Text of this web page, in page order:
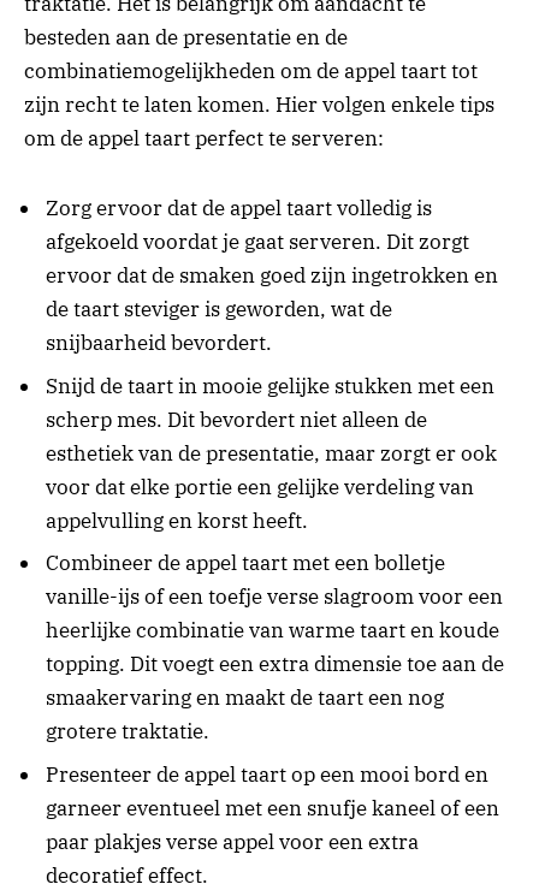
besteden aan de presentatie en de
combinatiemogelijkheden om de appel taart tot
zijn recht te laten komen. Hier volgen enkele tips
om de appel taart perfect te serveren:
Zorg ervoor dat de appel taart volledig is
afgekoeld voordat je gaat serveren. Dit zorgt
ervoor dat de smaken goed zijn ingetrokken en
de taart steviger is geworden, wat de
snijbaarheid bevordert.
Snijd de taart in mooie gelijke stukken met een
scherp mes. Dit bevordert niet alleen de
esthetiek van de presentatie, maar zorgt er ook
voor dat elke portie een gelijke verdeling van
appelvulling en korst heeft.
Combineer de appel taart met een bolletje
vanille-ijs of een toefje verse slagroom voor een
heerlijke combinatie van warme taart en koude
topping. Dit voegt een extra dimensie toe aan de
smaakervaring en maakt de taart een nog
grotere traktatie.
Presenteer de appel taart op een mooi bord en
garneer eventueel met een snufje kaneel of een
paar plakjes verse appel voor een extra
decoratief effect.